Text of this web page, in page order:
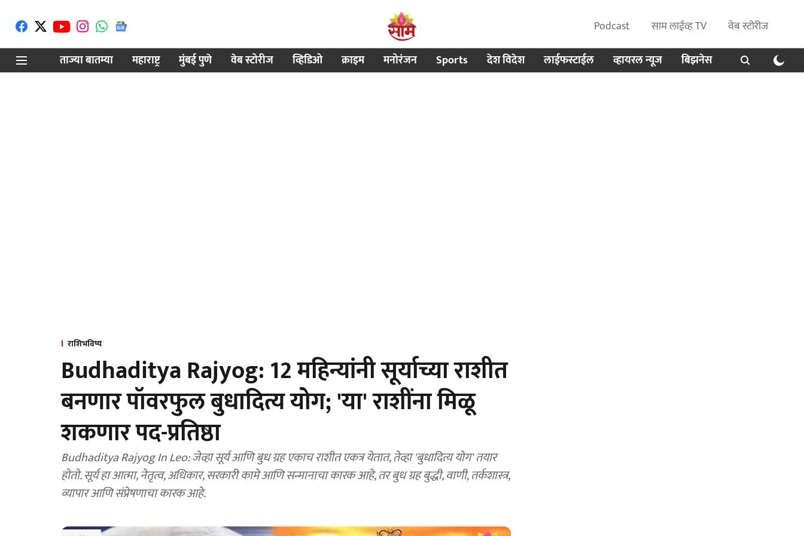
Podcast साम लाईव्ह TV
वेब स्टोरीज
ताज्या बातम्या
महाराष्ट्र मुंबई पुणे वेब स्टोरीज व्हिडिओ क्राइम मनोरंजन Sports देश विदेश लाईफस्टाईल व्हायरल न्यूज बिझनेस
राशिभविष्य
Budhaditya Rajyog: 12 महिन्यांनी सूर्याच्या राशीत
बनणार पॉवरफुल बुधादित्य योग; 'या' राशींना मिळू
शकणार पद-प्रतिष्ठा
Budhaditya Rajyog In Leo: जेव्हा सूर्य आणि बुध ग्रह एकाच राशीत एकत्र येतात, तेव्हा 'बुधादित्य योग' तयार
होतो. सूर्य हा आत्मा, नेतृत्व, अधिकार, सरकारी कामे आणि सन्मानाचा कारक आहे, तर बुध ग्रह बुद्धी, वाणी, तर्कशास्त्र,
व्यापार आणि संप्रेषणाचा कारक आहे.